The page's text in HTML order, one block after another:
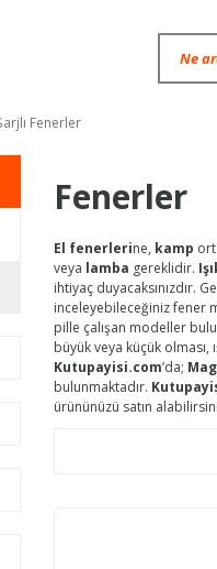
Fenerler
Fenerler
El fenerlerine, kamp
veya lamba gereklidir.
ihtiyaç duyacaksınızdır.
inceleyebileceğiniz fener
pille çalışan modeller
büyük veya küçük olması,
Kutupayisi.com’da;
bulunmaktadır.
ürününüzü satın